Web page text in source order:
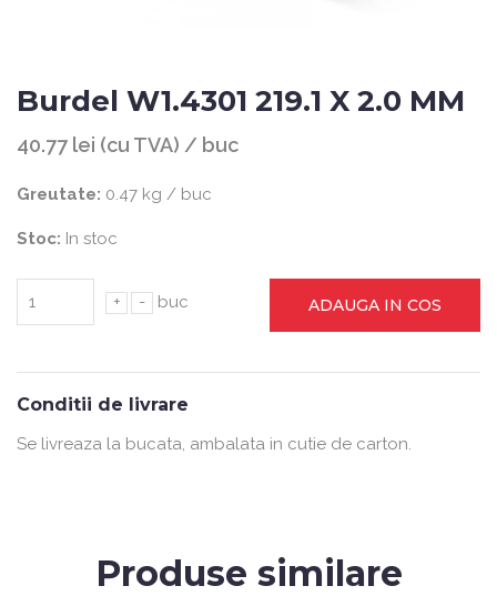
Burdel W1.4301 219.1 X 2.0 MM
40.77 lei (cu TVA) / buc
Greutate: 0.47 kg / buc
Stoc: In stoc
+ - buc ADAUGA IN COS
Conditii de livrare
Se livreaza la bucata, ambalata in cutie de carton.
Produse similare